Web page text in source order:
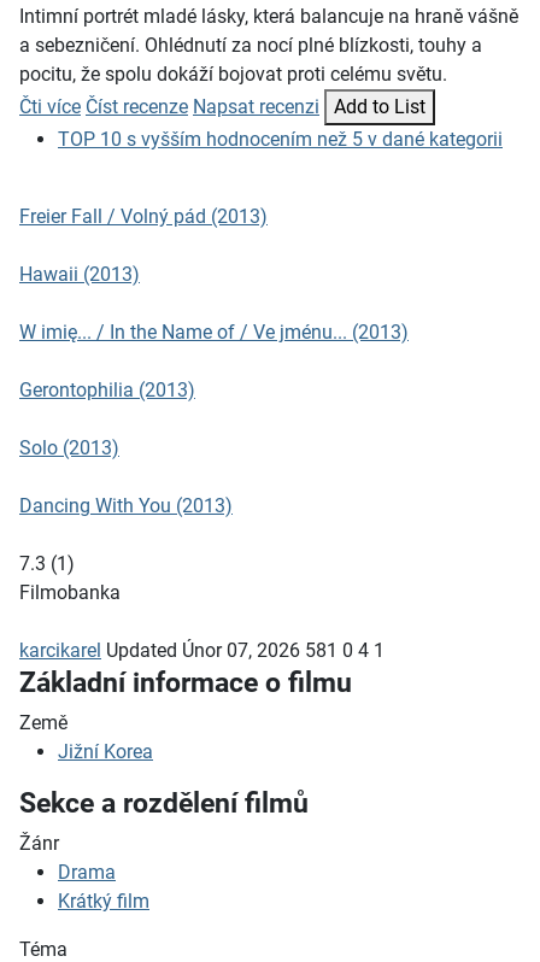
Intimní portrét mladé lásky, která balancuje na hraně vášně
a sebezničení. Ohlédnutí za nocí plné blízkosti, touhy a
pocitu, že spolu dokáží bojovat proti celému světu.
Čti více Číst recenze Napsat recenzi
Add to List
TOP 10 s vyšším hodnocením než 5 v dané kategorii
Freier Fall / Volný pád (2013)
Hawaii (2013)
W imię... / In the Name of / Ve jménu... (2013)
Gerontophilia (2013)
Solo (2013)
Dancing With You (2013)
7.3 (1)
Filmobanka
karcikarel Updated Únor 07, 2026 581 0 4 1
Základní informace o filmu
Země
Jižní Korea
Sekce a rozdělení filmů
Žánr
Drama
Krátký film
Téma